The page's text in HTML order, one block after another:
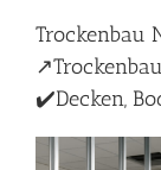
Trockenbau
✔️Decken,